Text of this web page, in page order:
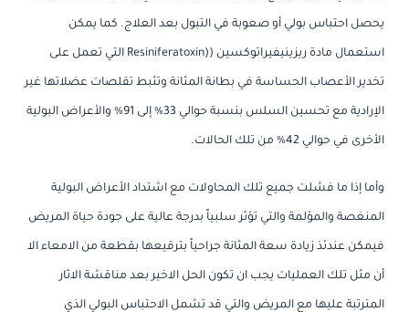
يحصل احتباس بولي أو صعوبة في التبول بعد العلاج. كما يمكن
استعمال مادة ريزينيفيراتوكسين ((Resiniferatoxin التي تعمل على
تخدير الأعصاب الحساسة في بطانة المثانة وتثبط تقلصات عضلاتها غير
الإرادية مع تحسين السلس بنسبة حوالي 33% إلى 91% والأعراض البولية
الأخرى في حوالي 42% من تلك الحالات.
وأما إذا ما فشلت جميع تلك المحاولات مع اشتداد الأعراض البولية
المنغصة والمؤلمة والتي تؤثر سلبياً بدرجة عالية على جودة حياة المريض
فيمكن عندئذ زيادة سعة المثانة جراحياً بترقيعها بقطعة من الامعاء الا
أن مثل تلك العمليات يجب ان تكون الحل الاخير بعد مناقشة الاثار
المترتبة عليها مع المريض والتي قد تشمل الاحتباس البولي الذي